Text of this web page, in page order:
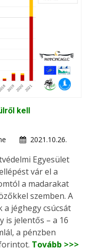
kell
2021.10.26.
Egyesület
vár el a
a madarakat
szemben. A
a jéghegy csúcsát
is jelentős – a 16
a pénzben
Tovább >>>